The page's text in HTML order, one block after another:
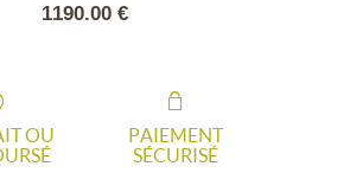
1190.00 €
OU
PAIEMENT
SÉCURISÉ